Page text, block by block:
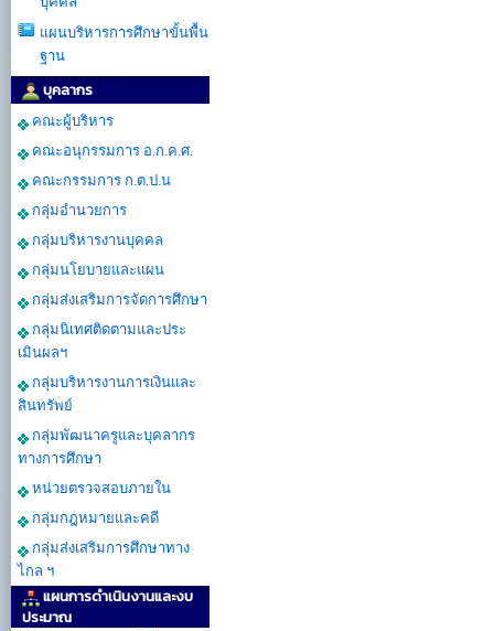
แผนบริหารการศึกษาขั้นพื้น
ฐาน
บุคลากร
คณะผู้บริหาร
คณะอนุกรรมการ อ.ก.ค.ศ.
คณะกรรมการ ก.ต.ป.น
กลุ่มอำนวยการ
กลุ่มบริหารงานบุคคล
กลุ่มนโยบายและแผน
กลุ่มส่งเสริมการจัดการศึกษา
กลุ่มนิเทศติดตามและประ
เมินผลฯ
กลุ่มบริหารงานการเงินและ
สินทรัพย์
กลุ่มพัฒนาครูและบุคลากร
ทางการศึกษา
หน่วยตรวจสอบภายใน
กลุ่มกฎหมายและคดี
กลุ่มส่งเสริมการศึกษาทาง
ไกล ฯ
แผนการดำเนินงานและงบ
ประมาณ